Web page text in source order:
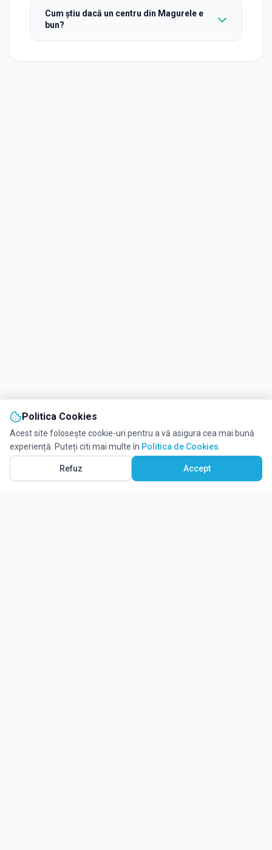
Vezi pe Hartă
Cum știu dacă un centru din Magurele e
bun?
Politica Cookies
Acest site folosește cookie-uri pentru a vă asigura cea mai bună
experiență. Puteți citi mai multe în Politica de Cookies
Refuz Accept